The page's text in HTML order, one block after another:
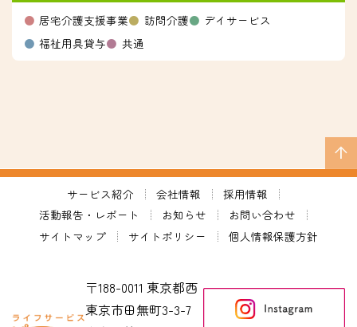
居宅介護支援事業 訪問介護
デイサービス
福祉用具貸与
共通
arrow_upward
サービス紹介 会社情報
採用情報
活動報告・レポート
お知らせ
お問い合わせ
サイトマップ
サイトポリシー 個人情報保護方針
〒188-0011 東京都西
東京市田無町3-3-7